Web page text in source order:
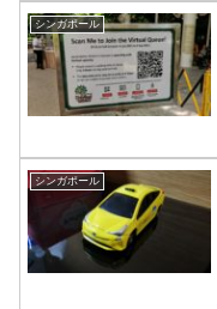
シンガポール
シンガポール